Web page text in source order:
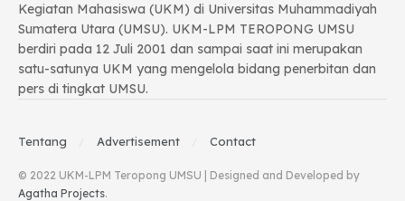
Kegiatan Mahasiswa (UKM) di Universitas Muhammadiyah
Sumatera Utara (UMSU). UKM-LPM TEROPONG UMSU
berdiri pada 12 Juli 2001 dan sampai saat ini merupakan
satu-satunya UKM yang mengelola bidang penerbitan dan
pers di tingkat UMSU.
Tentang Advertisement Contact
© 2022 UKM-LPM Teropong UMSU | Designed and Developed by
Agatha Projects.